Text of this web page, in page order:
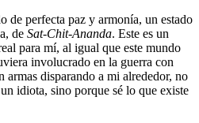
de perfecta paz y armonía, un estado
de Sat-Chit-Ananda. Este es un
para mí, al igual que este mundo
involucrado en la guerra con
armas disparando a mi alrededor, no
idiota, sino porque sé lo que existe